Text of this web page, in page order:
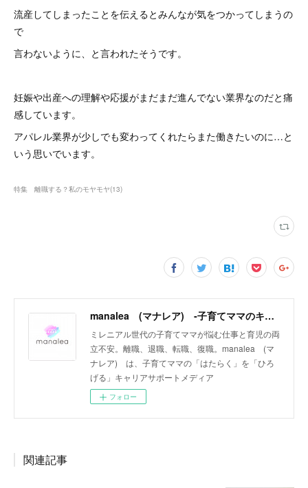
流産してしまったことを伝えるとみんなが気をつかってしまうの
で
言わないように、と言われたそうです。
妊娠や出産への理解や応援がまだまだ進んでない業界なのだと痛
感しています。
アパレル業界が少しでも変わってくれたらまた働きたいのに…と
いう思いでいます。
特集 離職する？私のモヤモヤ(13)
manalea (マナレア) ‐子育てママのキャリアサポートメディア‐
ミレニアル世代の子育てママが悩む仕事と育児の両
立不安。離職、退職、転職、復職。manalea (マ
ナレア) は、子育てママの「はたらく」を「ひろ
げる」キャリアサポートメディア
フォロー
関連記事